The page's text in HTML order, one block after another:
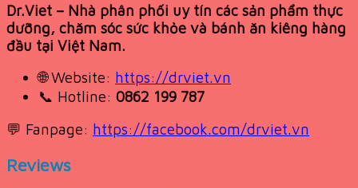
Dr.Viet – Nhà phân phối uy tín các sản phẩm thực
dưỡng, chăm sóc sức khỏe và bánh ăn kiêng hàng
đầu tại Việt Nam.
🌐 Website: https://drviet.vn
📞 Hotline: 0862 199 787
💬 Fanpage: https://facebook.com/drviet.vn
Reviews